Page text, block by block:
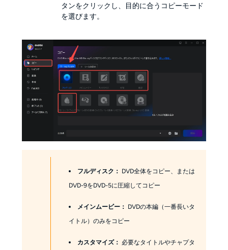
タンをクリックし、目的に合うコピーモード
を選びます。
フルディスク： DVD全体をコピー、または
DVD-9をDVD-5に圧縮してコピー
メインムービー： DVDの本編（一番長いタ
イトル）のみをコピー
カスタマイズ： 必要なタイトルやチャプタ